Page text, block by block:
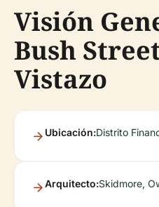
Visión
Bush
Vistazo
Ubicación:Distrito
Arquitecto:Skidmore,